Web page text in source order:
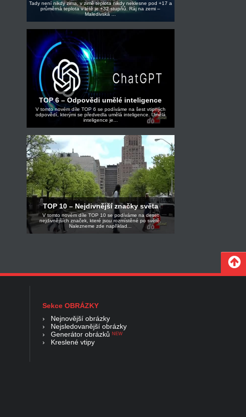
Tady není nikdy zima, v zimě teplota nikdy neklesne pod +17 a
průměrná teplota v létě je +32 stupňů. Ráj na zemi –
Maledivská ...
TOP 6 – Odpovědi umělé inteligence
V tomto novém díle TOP 6 se podíváme na šest vtipných
odpovědí, kterými se předvedla umělá inteligence. Umělá
inteligence je...
TOP 10 – Nejdivnější značky světa
V tomto novém díle TOP 10 se podíváme na deset
nejdivnějších značek, které jsou rozmístěné po světě.
Nalezneme zde například...
Sekce OBRÁZKY
› Nejnovější obrázky
› Nejsledovanější obrázky
› Generátor obrázků NEW
› Kreslené vtipy